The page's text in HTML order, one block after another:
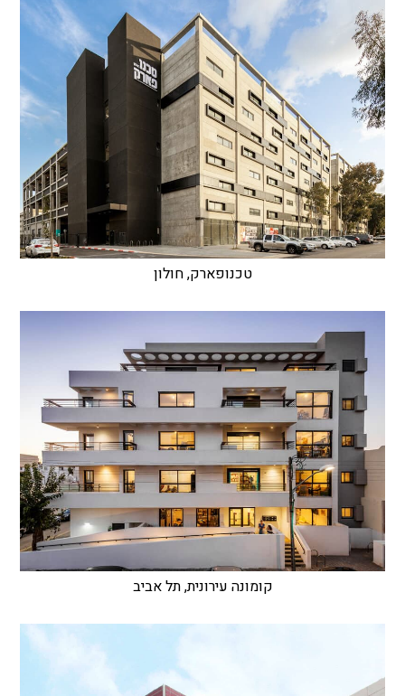
טכנופארק, חולון
קומונה עירונית, תל אביב